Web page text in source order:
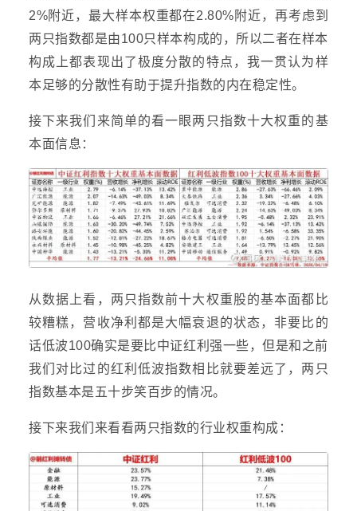
2%附近，最大样本权重都在2.80%附近，再考虑到
两只指数都是由100只样本构成的，所以二者在样本
构成上都表现出了极度分散的特点，我一贯认为样
本足够的分散性有助于提升指数的内在稳定性。
接下来我们来简单的看一眼两只指数十大权重的基
本面信息：
从数据上看，两只指数前十大权重股的基本面都比
较糟糕，营收净利都是大幅衰退的状态，非要比的
话低波100确实是要比中证红利强一些，但是和之前
我们对比过的红利低波指数相比就要差远了，两只
指数基本是五十步笑百步的情况。
接下来我们来看看两只指数的行业权重构成：